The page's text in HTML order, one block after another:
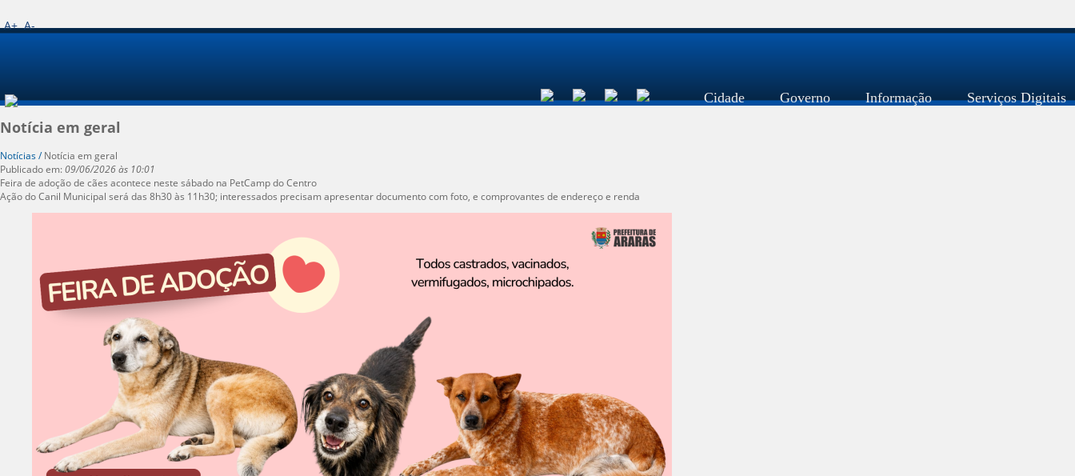
A+ A-
Cidade Governo Informação Serviços Digitais
Notícia em geral
Notícias /Notícia em geral
Publicado em:09/06/2026 às 10:01
Feira de adoção de cães acontece neste sábado na PetCamp do Centro
Ação do Canil Municipal será das 8h30 às 11h30; interessados precisam apresentar documento com foto, e comprovantes de endereço e renda